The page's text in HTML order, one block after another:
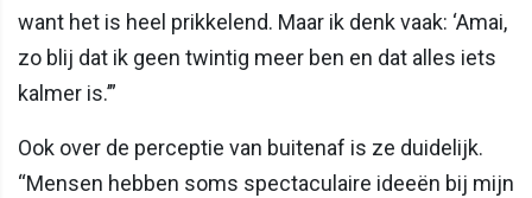
want het is heel prikkelend. Maar ik denk vaak: ‘Amai,
zo blij dat ik geen twintig meer ben en dat alles iets
kalmer is.’”
Ook over de perceptie van buitenaf is ze duidelijk.
“Mensen hebben soms spectaculaire ideeën bij mijn